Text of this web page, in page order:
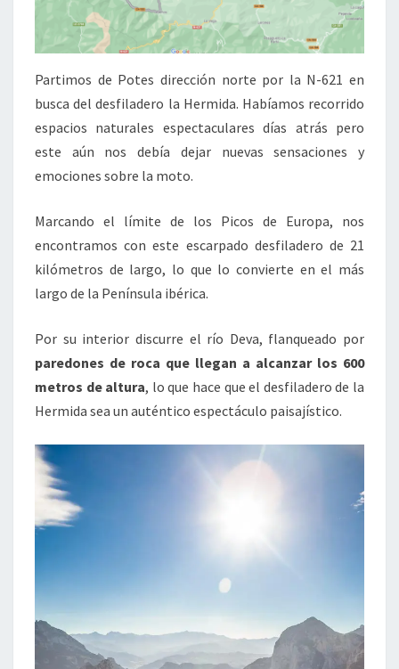
Partimos de Potes dirección norte por la N-621 en
busca del desfiladero la Hermida. Habíamos recorrido
espacios naturales espectaculares días atrás pero
este aún nos debía dejar nuevas sensaciones y
emociones sobre la moto.
Marcando el límite de los Picos de Europa, nos
encontramos con este escarpado desfiladero de 21
kilómetros de largo, lo que lo convierte en el más
largo de la Península ibérica.
Por su interior discurre el río Deva, flanqueado por
paredones de roca que llegan a alcanzar los 600
metros de altura, lo que hace que el desfiladero de la
Hermida sea un auténtico espectáculo paisajístico.